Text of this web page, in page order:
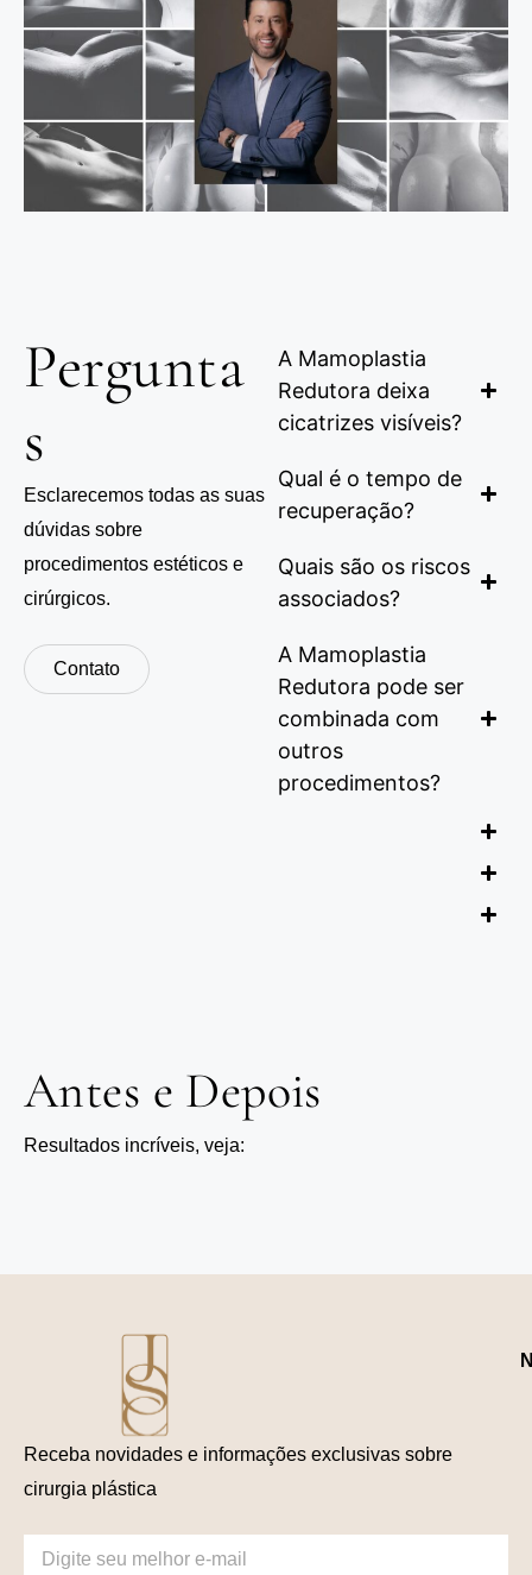
Pergunta
s
Esclarecemos todas as suas
dúvidas sobre
procedimentos estéticos e
cirúrgicos.
Contato
A Mamoplastia
Redutora deixa
cicatrizes visíveis?
Qual é o tempo de
recuperação?
Quais são os riscos
associados?
A Mamoplastia
Redutora pode ser
combinada com
outros
procedimentos?
Antes e Depois
Resultados incríveis, veja:
Receba novidades e informações exclusivas sobre
cirurgia plástica